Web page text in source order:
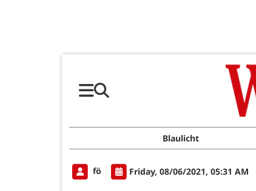
Blaulicht
fö Friday, 08/06/2021, 05:31 AM